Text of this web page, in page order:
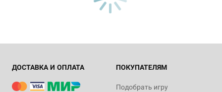
ДОСТАВКА И ОПЛАТА ПОКУПАТЕЛЯМ
Подобрать игру